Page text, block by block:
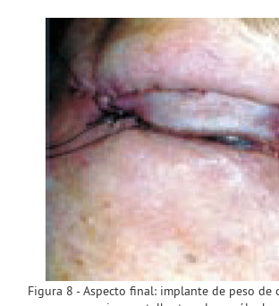
Figura 8 - Aspecto final: implante de peso de